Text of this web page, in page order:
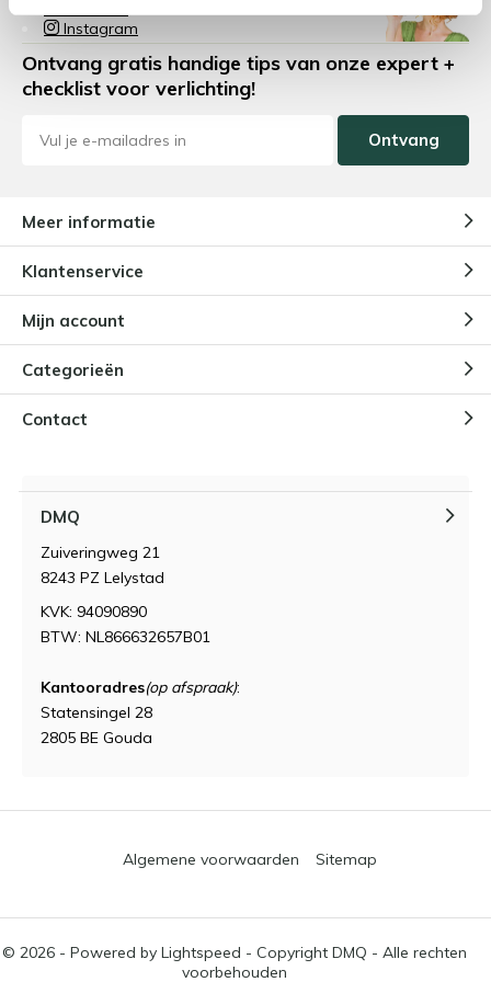
Instagram
Ontvang gratis handige tips van onze expert +
checklist voor verlichting!
Ontvang
Meer informatie
Klantenservice
Mijn account
Categorieën
Contact
DMQ
Zuiveringweg 21
8243 PZ Lelystad
KVK: 94090890
BTW: NL866632657B01
Kantooradres(op afspraak):
Statensingel 28
2805 BE Gouda
© 2026 - Powered by Lightspeed - Copyright DMQ - Alle rechten
voorbehouden
Algemene voorwaarden Sitemap